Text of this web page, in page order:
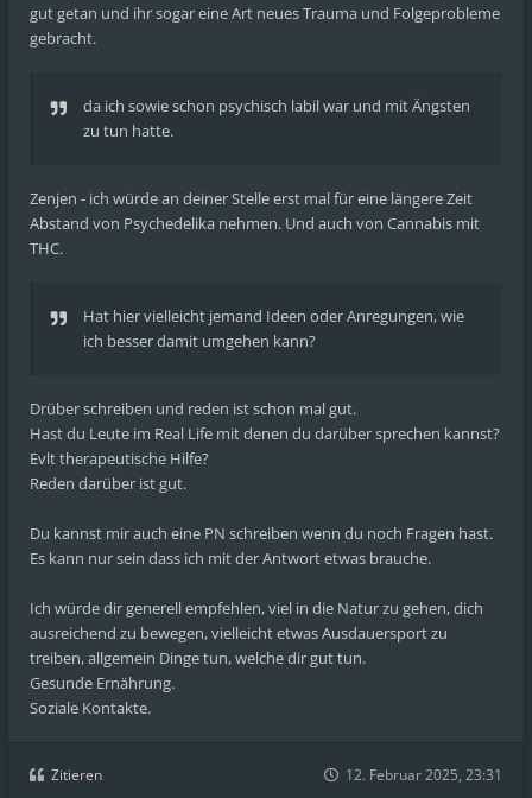
gut getan und ihr sogar eine Art neues Trauma und Folgeprobleme
gebracht.
da ich sowie schon psychisch labil war und mit Ängsten
zu tun hatte.
Zenjen - ich würde an deiner Stelle erst mal für eine längere Zeit
Abstand von Psychedelika nehmen. Und auch von Cannabis mit
THC.
Hat hier vielleicht jemand Ideen oder Anregungen, wie
ich besser damit umgehen kann?
Drüber schreiben und reden ist schon mal gut.
Hast du Leute im Real Life mit denen du darüber sprechen kannst?
Evlt therapeutische Hilfe?
Reden darüber ist gut.
Du kannst mir auch eine PN schreiben wenn du noch Fragen hast.
Es kann nur sein dass ich mit der Antwort etwas brauche.
Ich würde dir generell empfehlen, viel in die Natur zu gehen, dich
ausreichend zu bewegen, vielleicht etwas Ausdauersport zu
treiben, allgemein Dinge tun, welche dir gut tun.
Gesunde Ernährung.
Soziale Kontakte.
Zitieren 12. Februar 2025, 23:31